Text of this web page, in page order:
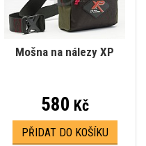
Mošna na nálezy XP
580 Kč
PŘIDAT DO KOŠÍKU